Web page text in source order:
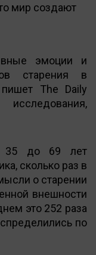
мир создают
эмоции и
старения в
The Daily
35 до 69 лет
сколько раз в
о старении
внешности
это 252 раза
по